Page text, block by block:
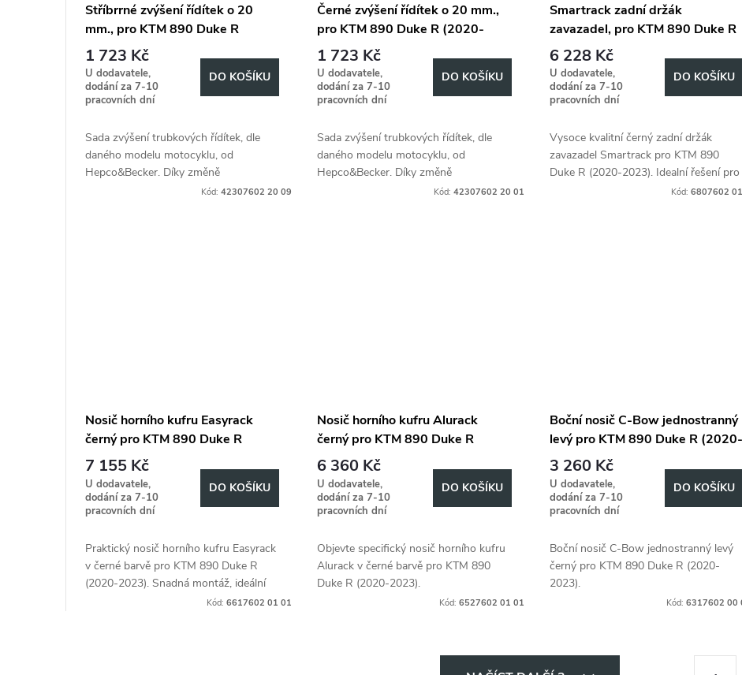
Stříbrrné zvýšení řídítek o 20
mm., pro KTM 890 Duke R
(2020-2023), 20mm hoch -
Silber
1 723 Kč
U dodavatele,
dodání za 7-10
pracovních dní
DO KOŠÍKU
Sada zvýšení trubkových řídítek, dle
daného modelu motocyklu, od
Hepco&Becker. Díky změně
ergonometrie, zvyšuje jízdní komfort,
Kód:42307602 20 09
Černé zvýšení řídítek o 20 mm.,
pro KTM 890 Duke R (2020-
2023), 20mm hoch - Schwarz
1 723 Kč
U dodavatele,
dodání za 7-10
pracovních dní
DO KOŠÍKU
Sada zvýšení trubkových řídítek, dle
daného modelu motocyklu, od
Hepco&Becker. Díky změně
ergonometrie, zvyšuje jízdní komfort,
Kód: 42307602 20 01
Smartrack zadní držák
zavazadel, pro KTM 890 Duke R
(2020-2023)
6 228 Kč
U dodavatele,
dodání za 7-10
pracovních dní
DO KOŠÍKU
Vysoce kvalitní černý zadní držák
zavazadel Smartrack pro KTM 890
Duke R (2020-2023). Idealní řešení pro
přivázání batohů, či bleskové připevnění
Kód: 6807602
Nosič horního kufru Easyrack
černý pro KTM 890 Duke R
(2020-2023)
7 155 Kč
U dodavatele,
dodání za 7-10
pracovních dní
DO KOŠÍKU
Praktický nosič horního kufru Easyrack
v černé barvě pro KTM 890 Duke R
(2020-2023). Snadná montáž, ideální
pro přepravu zavazadel a turistiku.
Kód:6617602 01 01
Nosič horního kufru Alurack
černý pro KTM 890 Duke R
(2020-2023)
6 360 Kč
U dodavatele,
dodání za 7-10
pracovních dní
DO KOŠÍKU
Objevte specifický nosič horního kufru
Alurack v černé barvě pro KTM 890
Duke R (2020-2023).
Kód: 6527602 01 01
Boční nosič C-Bow jednostranný
levý pro KTM 890 Duke R (2020-
2023)
3 260 Kč
U dodavatele,
dodání za 7-10
pracovních dní
DO KOŠÍKU
Boční nosič C-Bow jednostranný levý
černý pro KTM 890 Duke R (2020-
2023).
Kód: 6317602 00